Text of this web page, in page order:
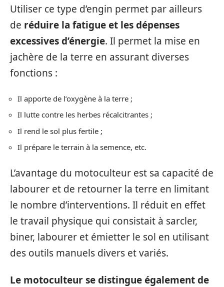
Utiliser ce type d’engin permet par ailleurs
de réduire la fatigue et les dépenses
excessives d’énergie. Il permet la mise en
jachère de la terre en assurant diverses
fonctions :
Il apporte de l’oxygène à la terre ;
Il lutte contre les herbes récalcitrantes ;
Il rend le sol plus fertile ;
Il prépare le terrain à la semence, etc.
L’avantage du motoculteur est sa capacité de
labourer et de retourner la terre en limitant
le nombre d’interventions. Il réduit en effet
le travail physique qui consistait à sarcler,
biner, labourer et émietter le sol en utilisant
des outils manuels divers et variés.
Le motoculteur se distingue également de